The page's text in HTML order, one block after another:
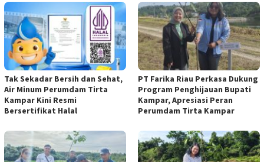
Tak Sekadar Bersih dan Sehat,
Air Minum Perumdam Tirta
Kampar Kini Resmi
Bersertifikat Halal
PT Farika Riau Perkasa Dukung
Program Penghijauan Bupati
Kampar, Apresiasi Peran
Perumdam Tirta Kampar